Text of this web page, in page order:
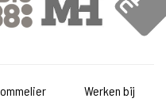
Werken bij